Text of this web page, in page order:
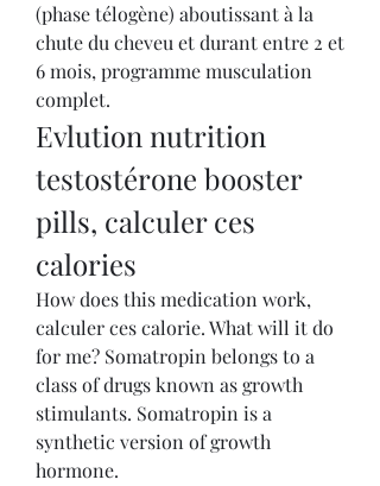
(phase télogène) aboutissant à la
chute du cheveu et durant entre 2 et
6 mois, programme musculation
complet.
Evlution nutrition
testostérone booster
pills, calculer ces
calories
How does this medication work,
calculer ces calorie. What will it do
for me? Somatropin belongs to a
class of drugs known as growth
stimulants. Somatropin is a
synthetic version of growth
hormone.